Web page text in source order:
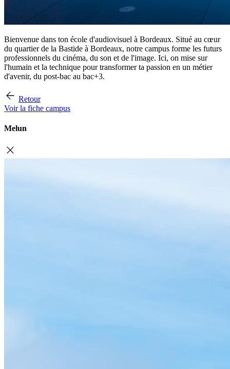
Bienvenue dans ton école d'audiovisuel à Bordeaux. Situé au cœur
du quartier de la Bastide à Bordeaux, notre campus forme les futurs
professionnels du cinéma, du son et de l'image. Ici, on mise sur
l'humain et la technique pour transformer ta passion en un métier
d'avenir, du post-bac au bac+3.
Retour
Voir la fiche campus
Melun